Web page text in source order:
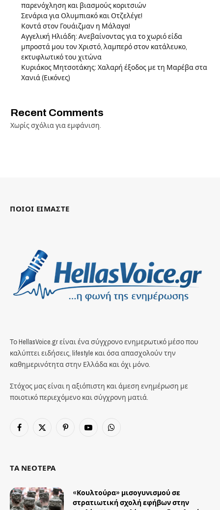
παρενόχληση και βιασμούς κοριτσιών
Σενάρια για Ολυμπιακό και Οτζελέγε!
Κοντά στον Γουάιζμαν η Μάλαγα!
Αγγελική Ηλιάδη: Ανεβαίνοντας για το χωριό είδα
μπροστά μου τον Χριστό, λαμπερό στον κατάλευκο,
εκτυφλωτικό του χιτώνα
Κυριάκος Μητσοτάκης: Χαλαρή έξοδος με τη Μαρέβα στα
Χανιά (Εικόνες)
Recent Comments
Χωρίς σχόλια για εμφάνιση.
ΠΟΙΟΙ ΕΙΜΑΣΤΕ
Το HellasVoice.gr είναι ένα σύγχρονο ενημερωτικό μέσο που
καλύπτει ειδήσεις, lifestyle και όσα απασχολούν την
καθημερινότητα στην Ελλάδα και όχι μόνο.
Στόχος μας είναι η αξιόπιστη και άμεση ενημέρωση με
ποιοτικό περιεχόμενο και σύγχρονη ματιά.
Facebook
X
PinterestYouTubeWhatsApp
ΤΑ ΝΕΟΤΕΡΑ
«Κουλτούρα» μισογυνισμού σε
στρατιωτική σχολή εφήβων στην